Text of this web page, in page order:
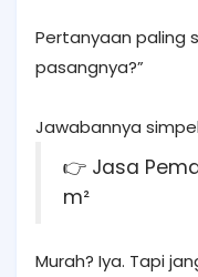
Pertanyaan paling
pasangnya?”
Jawabannya
👉 Jasa
m²
Murah? Iya. Tapi